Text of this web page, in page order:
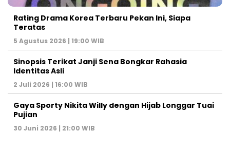
Rating Drama Korea Terbaru Pekan Ini, Siapa
Teratas
5 Agustus 2026 | 19:00 WIB
Sinopsis Terikat Janji Sena Bongkar Rahasia
Identitas Asli
2 Juli 2026 | 16:00 WIB
Gaya Sporty Nikita Willy dengan Hijab Longgar Tuai
Pujian
30 Juni 2026 | 21:00 WIB